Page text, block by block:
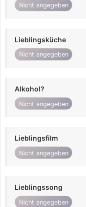
Nicht angegeben
Lieblingsküche
Nicht angegeben
Alkohol?
Nicht angegeben
Lieblingsfilm
Nicht angegeben
Lieblingssong
Nicht angegeben